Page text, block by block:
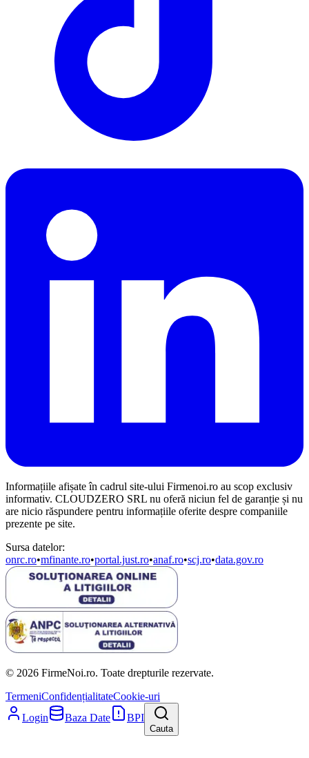
Informațiile afișate în cadrul site-ului Firmenoi.ro au scop exclusiv
informativ. CLOUDZERO SRL nu oferă niciun fel de garanție și nu
are nicio răspundere pentru informațiile oferite despre companiile
prezente pe site.
Sursa datelor:
onrc.ro•mfinante.ro•portal.just.ro•anaf.ro•scj.ro•data.gov.ro
© 2026 FirmeNoi.ro. Toate drepturile rezervate.
TermeniConfidențialitateCookie-uri
Login
Baza Date BPI
Cauta